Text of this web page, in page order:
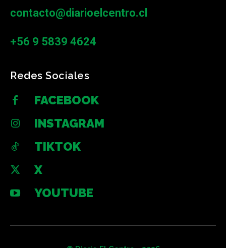
contacto@diarioelcentro.cl
+56 9 5839 4624
Redes Sociales
FACEBOOK
INSTAGRAM
TIKTOK
X
YOUTUBE